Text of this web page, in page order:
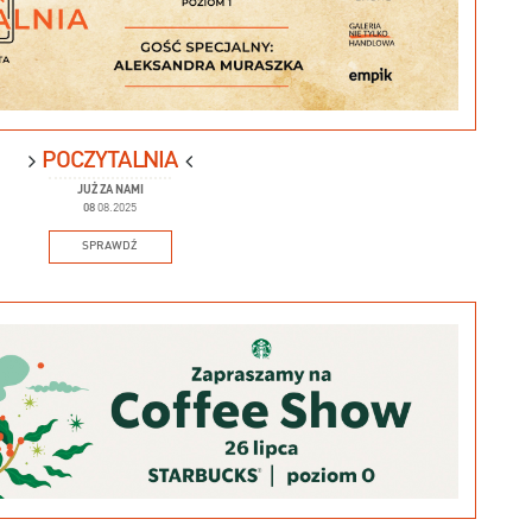
POCZYTALNIA
JUŻ ZA NAMI
08 08.2025
SPRAWDŹ